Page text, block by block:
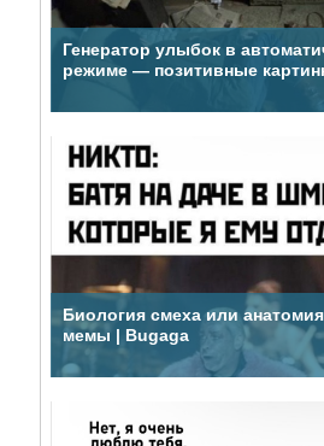
Генератор улыбок в
режиме — позитивные
Биология смеха или
мемы | Bugaga